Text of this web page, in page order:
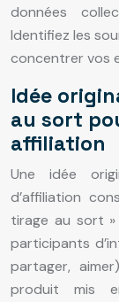
données
Identifiez les
concentrer vos
Idée
au sort
affiliation
Une idée
d’affiliation
tirage au sort »
participants
partager,
produit mis